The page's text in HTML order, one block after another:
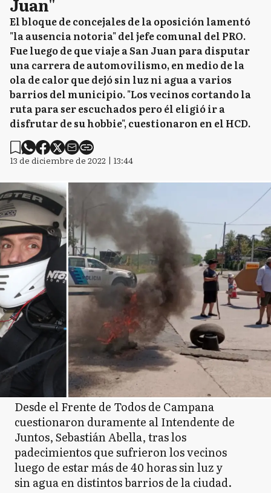
El bloque de concejales de la oposición lamentó
"la ausencia notoria" del jefe comunal del PRO.
Fue luego de que viaje a San Juan para disputar
una carrera de automovilismo, en medio de la
ola de calor que dejó sin luz ni agua a varios
barrios del municipio. "Los vecinos cortando la
ruta para ser escuchados pero él eligió ir a
disfrutar de su hobbie", cuestionaron en el HCD.
13 de diciembre de 2022 | 13:44
Desde el Frente de Todos de Campana
cuestionaron duramente al Intendente de
Juntos, Sebastián Abella, tras los
padecimientos que sufrieron los vecinos
luego de estar más de 40 horas sin luz y
sin agua en distintos barrios de la ciudad.